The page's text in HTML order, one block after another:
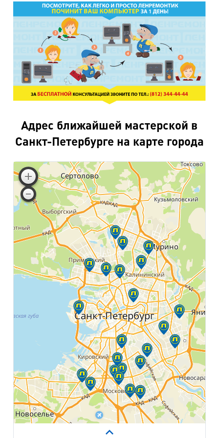
Адрес ближайшей мастерской в
Санкт-Петербурге на карте города